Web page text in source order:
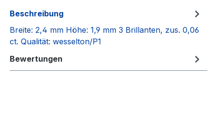
Beschreibung
Breite: 2,4 mm Höhe: 1,9 mm 3 Brillanten, zus. 0,06
ct. Qualität: wesselton/P1
Bewertungen